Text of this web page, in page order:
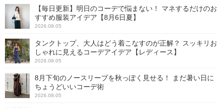
【毎日更新】明日のコーデで悩まない！ マネするだけのお
すすめ服装アイデア【8月6日夏】
2026.08.05
タンクトップ、大人はどう着こなすのが正解？ スッキリお
しゃれに見えるコーデアイデア【レディース】
2026.08.05
8月下旬のノースリーブを秋っぽく見せる！ まだ暑い日に
ちょうどいいコーデ術
2026.08.05